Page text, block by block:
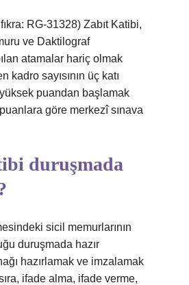
RG-31328) Zabıt Katibi,
ve Daktilograf
atamalar hariç olmak
kadro sayısının üç katı
puandan başlamak
göre merkezî sınava
duruşmada
sicil memurlarının
duruşmada hazır
hazırlamak ve imzalamak
ifade alma, ifade verme,